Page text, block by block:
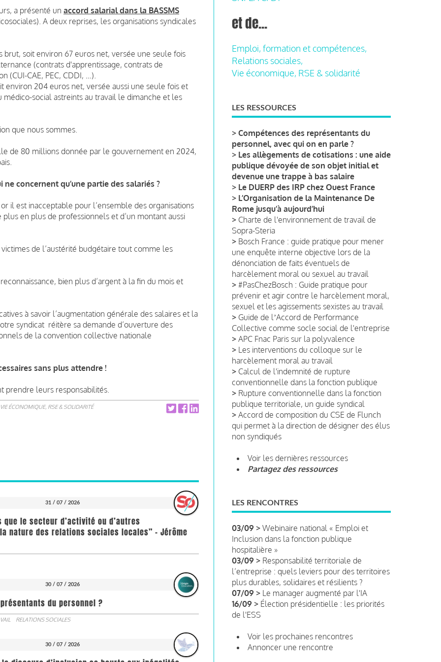
a présenté un accord salarial dans la BASSMS
A deux reprises, les organisations syndicales
soit environ 67 euros net, versée une seule fois
(contrats d'apprentissage, contrats de
(CUI-CAE, PEC, CDDI, …).
environ 204 euros net, versée aussi une seule fois et
social astreints au travail le dimanche et les
que nous sommes.
de 80 millions donnée par le gouvernement en 2024,
concernent qu’une partie des salariés ?
il est inacceptable pour l’ensemble des organisations
en plus de professionnels et d’un montant aussi
de l’austérité budgétaire tout comme les
bien plus d’argent à la fin du mois et
à savoir l’augmentation générale des salaires et la
syndicat réitère sa demande d’ouverture des
de la convention collective nationale
sans plus attendre !
leurs responsabilités.
VIE ÉCONOMIQUE, RSE & SOLIDARITÉ
31 / 07 / 2026
le secteur d’activité ou d’autres
nature des relations sociales locales” - Jérôme
30 / 07 / 2026
du personnel ?
RELATIONS SOCIALES
30 / 07 / 2026
et de...
Emploi, formation et compétences,
Relations sociales,
Vie économique, RSE & solidarité
LES RESSOURCES
> Compétences des représentants du
personnel, avec qui on en parle ?
> Les allègements de cotisations : une aide
publique dévoyée de son objet initial et
devenue une trappe à bas salaire
> Le DUERP des IRP chez Ouest France
> L’Organisation de la Maintenance De
Rome jusqu’à aujourd’hui
> Charte de l'environnement de travail de
Sopra-Steria
> Bosch France : guide pratique pour mener
une enquête interne objective lors de la
dénonciation de faits éventuels de
harcèlement moral ou sexuel au travail
> #PasChezBosch : Guide pratique pour
prévenir et agir contre le harcèlement moral,
sexuel et les agissements sexistes au travail
> Guide de lʼAccord de Performance
Collective comme socle social de l'entreprise
> APC Fnac Paris sur la polyvalence
> Les interventions du colloque sur le
harcèlement moral au travail
> Calcul de l'indemnité de rupture
conventionnelle dans la fonction publique
> Rupture conventionnelle dans la fonction
publique territoriale, un guide syndical
> Accord de composition du CSE de Flunch
qui permet à la direction de désigner des élus
non syndiqués
Voir les dernières ressources
Partagez des ressources
LES RENCONTRES
03/09 > Webinaire national « Emploi et
Inclusion dans la fonction publique
hospitalière »
03/09 > Responsabilité territoriale de
l’entreprise : quels leviers pour des territoires
plus durables, solidaires et résilients ?
07/09 > Le manager augmenté par l'IA
16/09 > Élection présidentielle : les priorités
de l'ESS
Voir les prochaines rencontres
Annoncer une rencontre